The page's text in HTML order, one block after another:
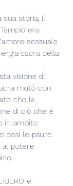
storia, il
era
sessuale
sacra della
visione di
mutò con
che la
di ciò che è
in ambito
così le paure
al potere
e